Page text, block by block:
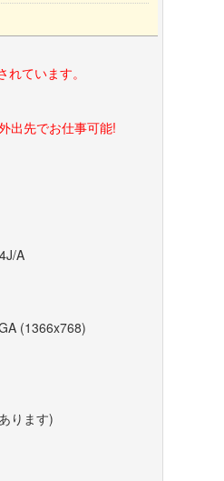
ています。
出先でお仕事可能!
A
(1366x768)
ります)